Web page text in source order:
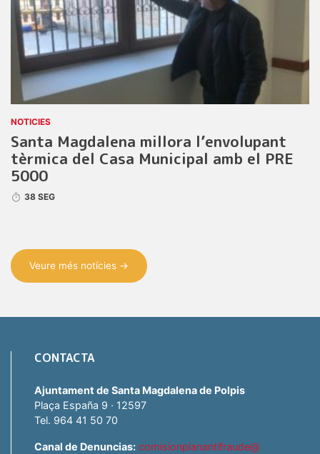
NOTICIES
Santa Magdalena millora l’envolupant
tèrmica del Casa Municipal amb el PRE
5000
38 SEG
Veure més notícies →
CONTACTA
Ajuntament de Santa Magdalena de Polpis
Plaça España 9 · 12597
Tel. 964 41 50 70
Canal de Denuncias: comisionplanantifraude@